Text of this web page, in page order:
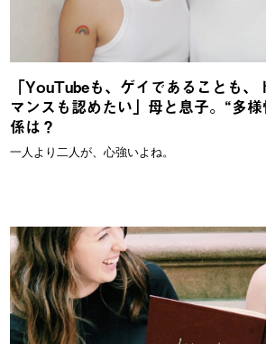
「YouTubeも、ゲイであることも、
マンスも認めたい」母と息子。“多
係は？
一人より二人が、心強いよね。